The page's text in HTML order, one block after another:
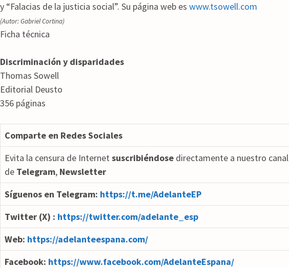
y “Falacias de la justicia social”. Su página web es www.tsowell.com
(Autor: Gabriel Cortina)
Ficha técnica
Discriminación y disparidades
Thomas Sowell
Editorial Deusto
356 páginas
Comparte en Redes Sociales
Evita la censura de Internetsuscribiéndose directamente a nuestro canal
de Telegram, Newsletter
Síguenos en Telegram: https://t.me/AdelanteEP
Twitter (X) : https://twitter.com/adelante_esp
Web: https://adelanteespana.com/
Facebook: https://www.facebook.com/AdelanteEspana/